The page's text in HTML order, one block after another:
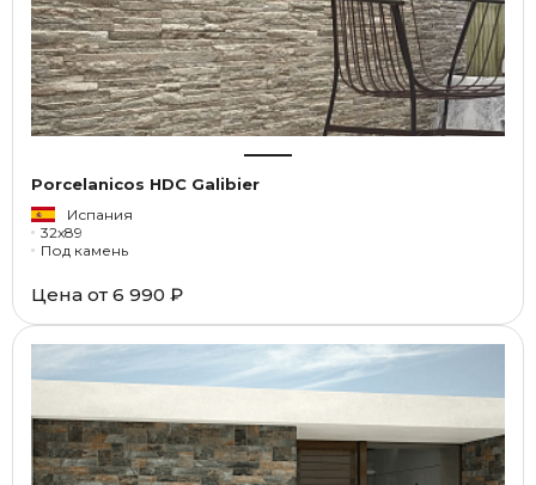
Porcelanicos HDC Galibier
Испания
32x89
Под камень
Цена от 6 990 ₽